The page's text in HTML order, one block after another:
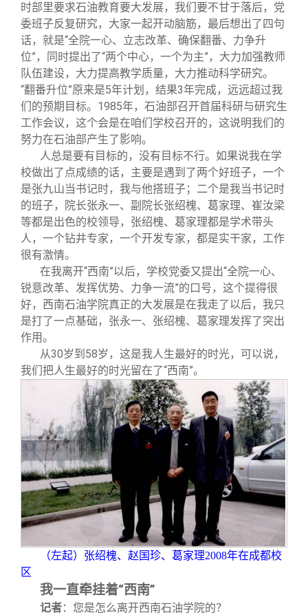
时部里要求石油教育要大发展，我们要不甘于落后，党
委班子反复研究，大家一起开动脑筋，最后想出了四句
话，就是“全院一心、立志改革、确保翻番、力争升
位”，同时提出了“两个中心，一个为主”，大力加强教师
队伍建设，大力提高教学质量，大力推动科学研究。
“翻番升位”原来是5年计划，结果3年完成，远远超过我
们的预期目标。1985年，石油部召开首届科研与研究生
工作会议，这个会是在咱们学校召开的，这说明我们的
努力在石油部产生了影响。
人总是要有目标的，没有目标不行。如果说我在学
校做出了点成绩的话，主要是遇到了两个好班子，一个
是张九山当书记时，我与他搭班子；二个是我当书记时
的班子，院长张永一、副院长张绍槐、葛家理、崔汝梁
等都是出色的校领导，张绍槐、葛家理都是学术带头
人，一个钻井专家，一个开发专家，都是实干家，工作
很有激情。
在我离开“西南”以后，学校党委又提出“全院一心、
锐意改革、发挥优势、力争一流”的口号，这个提得很
好，西南石油学院真正的大发展是在我走了以后，我只
是打了一点基础，张永一、张绍槐、葛家理发挥了突出
作用。
从30岁到58岁，这是我人生最好的时光，可以说，
我们把人生最好的时光留在了“西南”。
（左起）张绍槐、赵国珍、葛家理2008年在成都校
区
我一直牵挂着“西南”
记者：您是怎么离开西南石油学院的？